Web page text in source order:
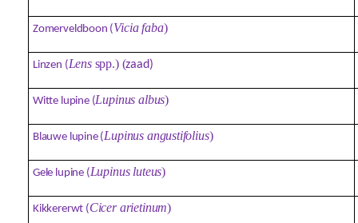
Zomerveldboon (Vicia faba)
Linzen (Lens spp.) (zaad)
Witte lupine (Lupinus albus)
Blauwe lupine (Lupinus angustifolius)
Gele lupine (Lupinus luteus)
Kikkererwt (Cicer arietinum)